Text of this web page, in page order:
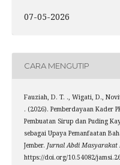
07-05-2026
CARA MENGUTIP
Fauziah, D. T. ., Wigati, D.,
. (2026). Pemberdayaan Kader
Pembuatan Sirup dan Puding
sebagai Upaya Pemanfaatan
Jember. Jurnal Abdi Masyarakat
https://doi.org/10.54082/